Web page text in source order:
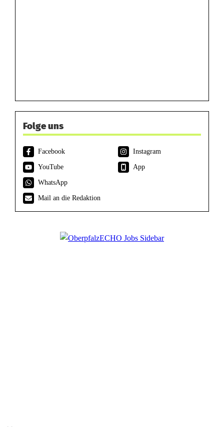
Folge uns
Facebook
Instagram
YouTube
App
WhatsApp
Mail an die Redaktion